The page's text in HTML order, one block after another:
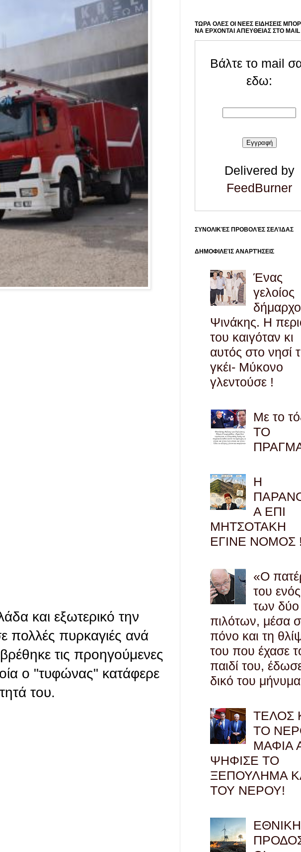
και εξωτερικό την
πολλές πυρκαγιές ανά
τις προηγούμενες
ο "τυφώνας" κατάφερε
του.
ΤΩΡΑ ΟΛΕΣ ΟΙ ΝΕΕΣ ΕΙΔΗΣΕΙΣ
ΝΑ ΕΡΧΟΝΤΑΙ ΑΠΕΥΘΕΙΑΣ ΣΤΟ
Βάλτε το mail
εδω:
Delivered by
FeedBurner
ΣΥΝΟΛΙΚΈΣ ΠΡΟΒΟΛΈΣ ΣΕΛΊΔΑΣ
ΔΗΜΟΦΙΛΕΊΣ ΑΝΑΡΤΉΣΕΙΣ
Ένας
γελοίος
Ψινάκης. Η
του καιγόταν κι
αυτός στο νησί
γκέι- Μύκονο
γλεντούσε !
Με το
ΤΟ
Η
Α ΕΠΙ
ΜΗΤΣΟΤΑΚΗ
ΕΓΙΝΕ ΝΟΜΟΣ
«Ο
του
των δύο
πιλότων, μέσα
πόνο και τη
του που έχασε
παιδί του,
δικό του μήνυμα
ΤΕΛΟΣ
ΤΟ
ΜΑΦΙΑ
ΨΗΦΙΣΕ ΤΟ
ΞΕΠΟΥΛΗΜΑ
ΤΟΥ ΝΕΡΟΥ!
ΕΘΝΙΚΗ